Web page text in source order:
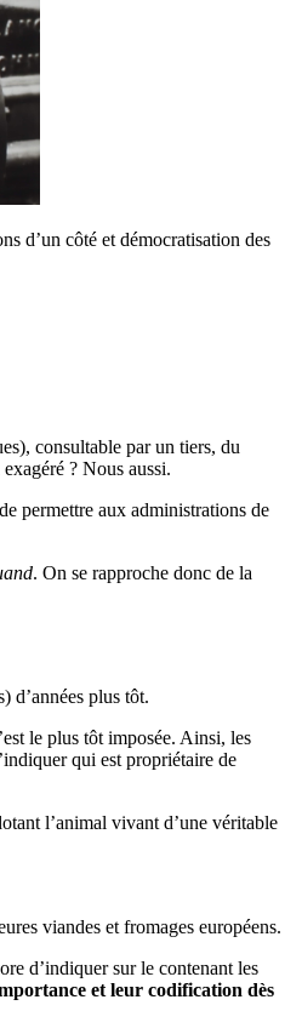
d’un côté et démocratisation des
consultable par un tiers, du
? Nous aussi.
permettre aux administrations de
. On se rapproche donc de la
d’années plus tôt.
le plus tôt imposée. Ainsi, les
qui est propriétaire de
l’animal vivant d’une véritable
viandes et fromages européens.
d’indiquer sur le contenant les
et leur codification dès